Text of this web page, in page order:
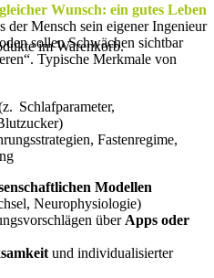
im Warenkorb.
Wunsch: ein gutes Leben
der Mensch sein eigener Ingenieur
sollen Schwächen sichtbar
Typische Merkmale von
Schlafparameter,
Fastenregime,
Modellen
Neurophysiologie)
über Apps oder
und individualisierter